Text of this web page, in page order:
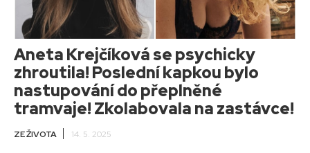
Aneta Krejčíková se psychicky
zhroutila! Poslední kapkou bylo
nastupování do přeplněné
tramvaje! Zkolabovala na zastávce!
ZE ŽIVOTA 14. 5. 2025